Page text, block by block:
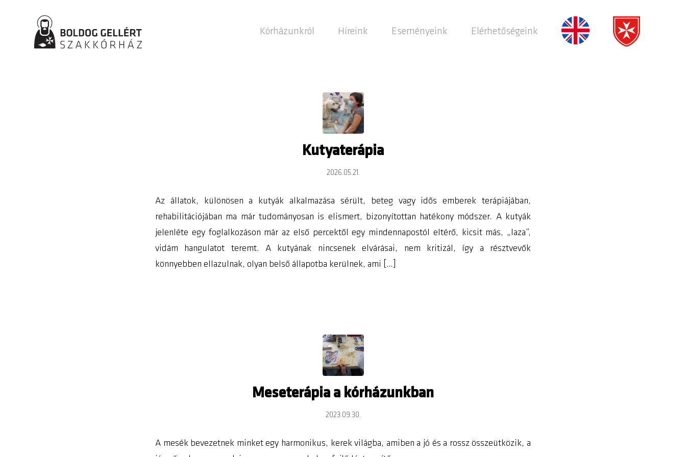
Kórházunkról Híreink Eseményeink Elérhetőségeink
Kutyaterápia
2026.05.21.
Az állatok, különösen a kutyák alkalmazása sérült, beteg vagy idős emberek terápiájában,
rehabilitációjában ma már tudományosan is elismert, bizonyítottan hatékony módszer. A kutyák
jelenléte egy foglalkozáson már az első percektől egy mindennapostól eltérő, kicsit más, „laza”,
vidám hangulatot teremt. A kutyának nincsenek elvárásai, nem kritizál, így a résztvevők
könnyebben ellazulnak, olyan belső állapotba kerülnek, ami […]
Meseterápia a kórházunkban
2023.09.30.
A mesék bevezetnek minket egy harmonikus, kerek világba, amiben a jó és a rossz összeütközik, a